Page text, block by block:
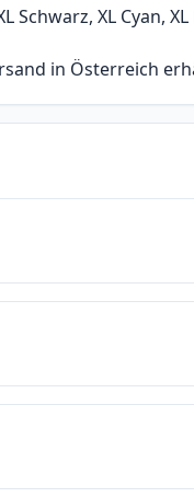
XL Cyan,
in Österreich